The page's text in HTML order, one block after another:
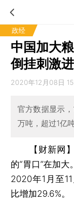
政经
中国加大
倒挂刺激
2020年12月08日
官方数据显示
万吨，超过1亿
【财新网
的“胃口”在加
2020年1月至
比增加29.6%。